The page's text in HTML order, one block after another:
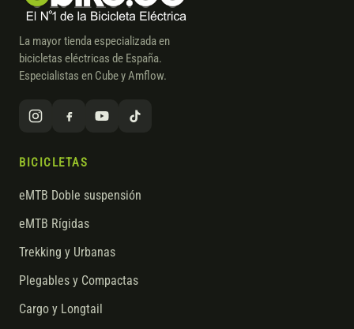
La mayor tienda especializada en
bicicletas eléctricas de España.
Especialistas en Cube y Amflow.
BICICLETAS
eMTB Doble suspensión
eMTB Rígidas
Trekking y Urbanas
Plegables y Compactas
Cargo y Longtail